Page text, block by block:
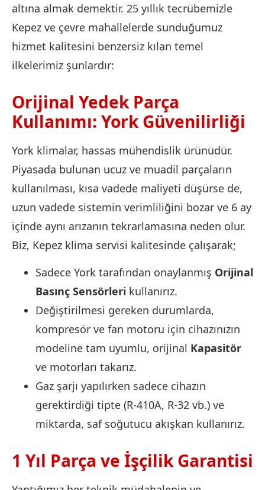
altına almak demektir. 25 yıllık tecrübemizle
Kepez ve çevre mahallelerde sunduğumuz
hizmet kalitesini benzersiz kılan temel
ilkelerimiz şunlardır:
Orijinal Yedek Parça
Kullanımı: York Güvenilirliği
York klimalar, hassas mühendislik ürünüdür.
Piyasada bulunan ucuz ve muadil parçaların
kullanılması, kısa vadede maliyeti düşürse de,
uzun vadede sistemin verimliliğini bozar ve 6 ay
içinde aynı arızanın tekrarlamasına neden olur.
Biz, Kepez klima servisi kalitesinde çalışarak;
Sadece York tarafından onaylanmış Orijinal
Basınç Sensörleri kullanırız.
Değiştirilmesi gereken durumlarda,
kompresör ve fan motoru için cihazınızın
modeline tam uyumlu, orijinal Kapasitör
ve motorları takarız.
Gaz şarjı yapılırken sadece cihazın
gerektirdiği tipte (R-410A, R-32 vb.) ve
miktarda, saf soğutucu akışkan kullanırız.
1 Yıl Parça ve İşçilik Garantisi